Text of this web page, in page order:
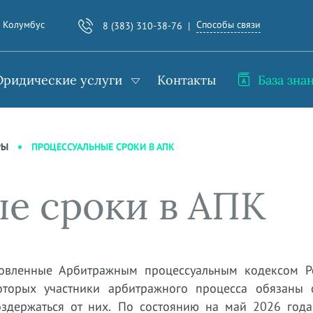
Колумбус 8 (383) 310-38-76 Способы связи
услуги Контакты База
ПРОЦЕССУАЛЬНЫЕ СРОКИ В АПК
сроки в АПК
Арбитражным процессуальным кодексом
участники арбитражного процесса обязаны
от них. По состоянию на май 2026